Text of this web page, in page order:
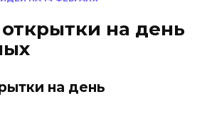
на день
на день